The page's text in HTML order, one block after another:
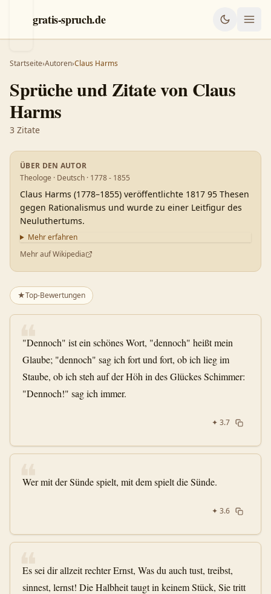
gratis-spruch.de
Startseite›Autoren›Claus Harms
Sprüche und Zitate vonClaus
Harms
3 Zitate
ÜBER DEN AUTOR
Theologe · Deutsch · 1778 - 1855
Claus Harms (1778–1855) veröffentlichte 1817 95 Thesen
gegen Rationalismus und wurde zu einer Leitfigur des
Neuluthertums.
Mehr erfahren
Mehr auf Wikipedia
★Top-Bewertungen
❝
"Dennoch" ist ein schönes Wort, "dennoch" heißt mein
Glaube; "dennoch" sag ich fort und fort, ob ich lieg im
Staube, ob ich steh auf der Höh in des Glückes Schimmer:
"Dennoch!" sag ich immer.
✦ 3.7
❝
Wer mit der Sünde spielt, mit dem spielt die Sünde.
✦ 3.6
❝
Es sei dir allzeit rechter Ernst, Was du auch tust, treibst,
sinnest, lernst! Die Halbheit taugt in keinem Stück, Sie tritt